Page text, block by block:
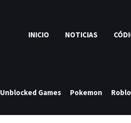
INICIO NOTICIAS
Unblocked Games Pokemon